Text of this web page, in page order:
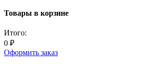
Товары в корзине
Итого:
0 ₽
Оформить заказ